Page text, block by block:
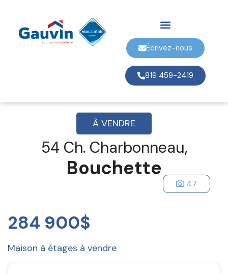
Écrivez-nous
819 459-2419
À VENDRE
54 Ch. Charbonneau,
Bouchette
47
284 900$
Maison à étages à vendre